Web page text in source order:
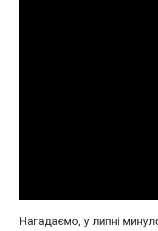
Нагадаємо, у липні